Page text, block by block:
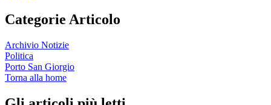
Categorie Articolo
Archivio Notizie
Politica
Porto San Giorgio
Torna alla home